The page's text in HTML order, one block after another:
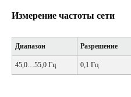
Измерение частоты сети
Диапазон Разрешение
45,0…55,0 Гц 0,1 Гц